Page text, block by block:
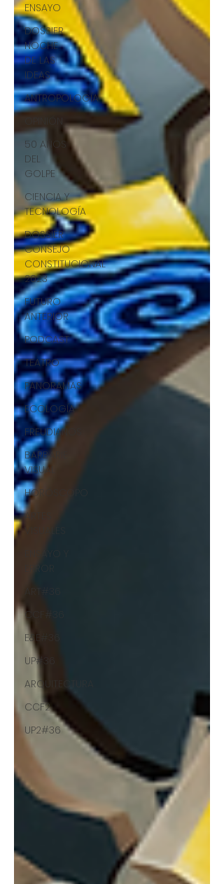
ENSAYO
DOSSIER
NOCHE
DE LAS
IDEAS
ANTROPOLOGÍA
OPINIÓN
50 AÑOS
DEL
GOLPE
CIENCIA Y
TECNOLOGÍA
DOSSIER
CONSEJO
CONSTITUCIONAL
2023
FUTURO
ANTERIOR
PODCAST
TEATRO
PANORAMAS
ECOLOGÍA
FREUDIANOS
BARBARIE
VISUAL
HORÓSCOPO
ARTES
ENSAYO Y
ERROR
CCF#36
E&E#36
UP#36
ARQUITECTURA
CCF2
UP2#36